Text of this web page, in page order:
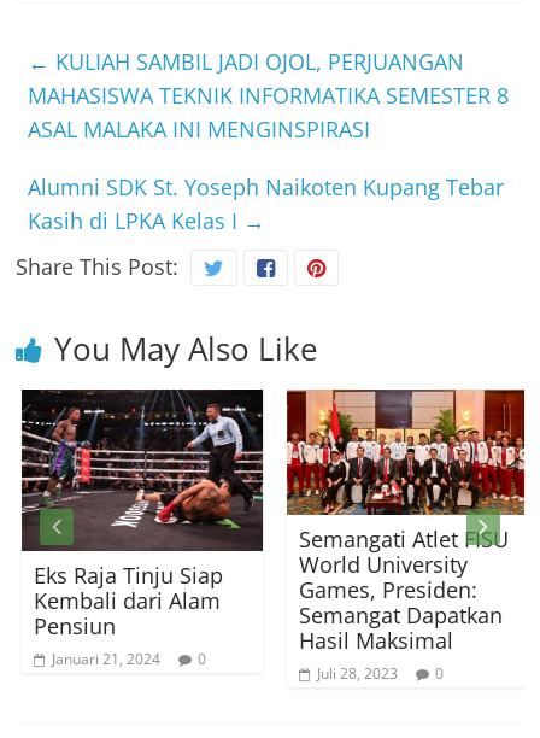
← KULIAH SAMBIL JADI OJOL, PERJUANGAN
MAHASISWA TEKNIK INFORMATIKA SEMESTER 8
ASAL MALAKA INI MENGINSPIRASI
Alumni SDK St. Yoseph Naikoten Kupang Tebar
Kasih di LPKA Kelas I →
Share This Post:
You May Also Like
Raja Tinju Siap
dari Alam
Januari 21, 2024 0
Semangati Atlet FISU
World University
Games, Presiden:
Semangat Dapatkan
Hasil Maksimal
Juli 28, 2023 0